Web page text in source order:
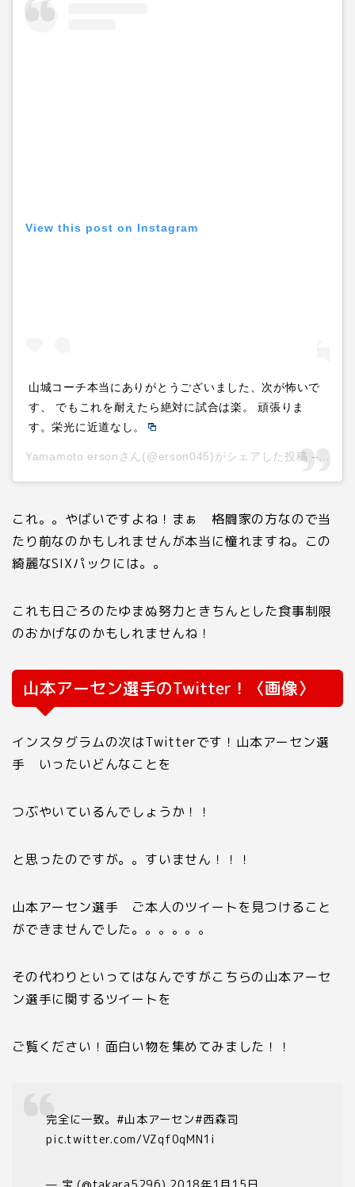
View this post on Instagram
山城コーチ本当にありがとうございました、次が怖いで
す、 でもこれを耐えたら絶対に試合は楽。 頑張りま
す。栄光に近道なし。
これ。。やばいですよね！まぁ 格闘家の方なので当
たり前なのかもしれませんが本当に憧れますね。この
綺麗なSIXパックには。。
これも日ごろのたゆまぬ努力ときちんとした食事制限
のおかげなのかもしれませんね！
山本アーセン選手のTwitter！〈画像〉
インスタグラムの次はTwitterです！山本アーセン選
手 いったいどんなことを
つぶやいているんでしょうか！！
と思ったのですが。。すいません！！！
山本アーセン選手 ご本人のツイートを見つけること
ができませんでした。。。。。。
その代わりといってはなんですがこちらの山本アーセ
ン選手に関するツイートを
ご覧ください！面白い物を集めてみました！！
完全に一致。#山本アーセン#西森司
pic.twitter.com/VZqf0qMN1i